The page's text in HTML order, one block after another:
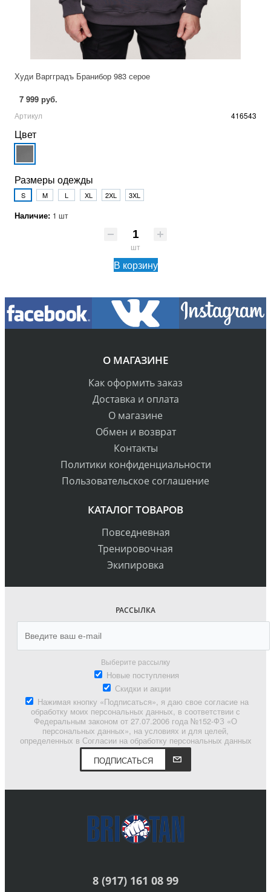
Худи Варгградъ Бранибор 983 серое
7 999 руб.
Артикул 416543
Цвет
Размеры одежды
S M L XL 2XL 3XL
Наличие: 1 шт
шт
В корзину
О МАГАЗИНЕ
Как оформить заказ
Доставка и оплата
О магазине
Обмен и возврат
Контакты
Политики конфиденциальности
Пользовательское соглашение
КАТАЛОГ ТОВАРОВ
Повседневная
Тренировочная
Экипировка
РАССЫЛКА
Выберите рассылку
Новые поступления
Скидки и акции
Нажимая кнопку «Подписаться», я даю свое согласие на
обработку моих персональных данных, в соответствии с
Федеральным законом от 27.07.2006 года №152-ФЗ «О
персональных данных», на условиях и для целей,
определенных в Согласии на обработку персональных данных
ПОДПИСАТЬСЯ
8 (917) 161 08 99